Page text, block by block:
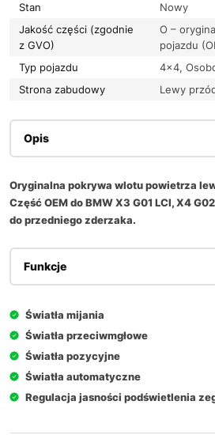
Stan
Nowy
Jakość części (zgodnie
z GVO)
O –
pojazdu
Typ pojazdu
4×4,
Strona zabudowy
Lewy
Opis
Oryginalna pokrywa wlotu powietrza
Część OEM do BMW X3 G01 LCI, X4
do przedniego zderzaka.
Funkcje
Światła mijania
Światła przeciwmgłowe
Światła pozycyjne
Światła automatyczne
Regulacja jasności podświetlenia